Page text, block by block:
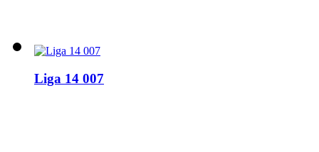
Liga 14 007